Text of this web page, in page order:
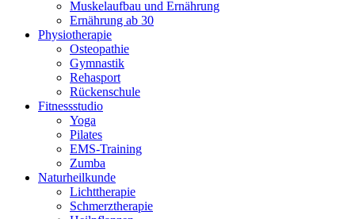
Muskelaufbau und Ernährung
Ernährung ab 30
Physiotherapie
Osteopathie
Gymnastik
Rehasport
Rückenschule
Fitnessstudio
Yoga
Pilates
EMS-Training
Zumba
Naturheilkunde
Lichttherapie
Schmerztherapie